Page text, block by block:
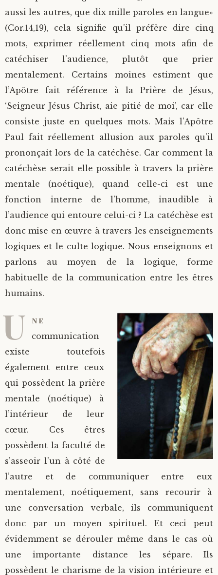
aussi les autres, que dix mille paroles en langue»
(Cor.14,19), cela signifie qu’il préfère dire cinq
mots, exprimer réellement cinq mots afin de
catéchiser l’audience, plutôt que prier
mentalement. Certains moines estiment que
l’Apôtre fait référence à la Prière de Jésus,
‘Seigneur Jésus Christ, aie pitié de moi’, car elle
consiste juste en quelques mots. Mais l’Apôtre
Paul fait réellement allusion aux paroles qu’il
prononçait lors de la catéchèse. Car comment la
catéchèse serait-elle possible à travers la prière
mentale (noétique), quand celle-ci est une
fonction interne de l’homme, inaudible à
l’audience qui entoure celui-ci ? La catéchèse est
donc mise en œuvre à travers les enseignements
logiques et le culte logique. Nous enseignons et
parlons au moyen de la logique, forme
habituelle de la communication entre les êtres
humains.
U ne
communication
existe toutefois
également entre ceux
qui possèdent la prière
mentale (noétique) à
l’intérieur de leur
cœur. Ces êtres
possèdent la faculté de
s’asseoir l’un à côté de
l’autre et de communiquer entre eux
mentalement, noétiquement, sans recourir à
une conversation verbale, ils communiquent
donc par un moyen spirituel. Et ceci peut
évidemment se dérouler même dans le cas où
une importante distance les sépare. Ils
possèdent le charisme de la vision intérieure et